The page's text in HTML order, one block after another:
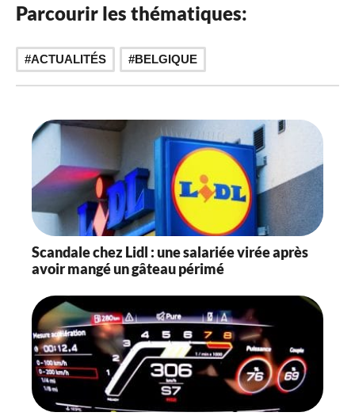
Parcourir les thématiques:
ACTUALITÉS BELGIQUE
Scandale chez Lidl : une salariée virée après
avoir mangé un gâteau périmé